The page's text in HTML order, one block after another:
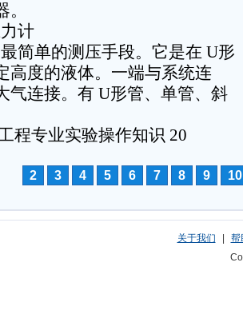
计
简单的测压手段。它是在 U形
高度的液体。一端与系统连
气连接。有 U形管、单管、斜
程专业实验操作知识 20
2 3 4 5 6 7 8 9 10
关于我们
帮